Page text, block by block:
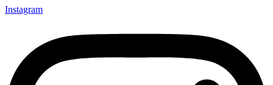
Instagram